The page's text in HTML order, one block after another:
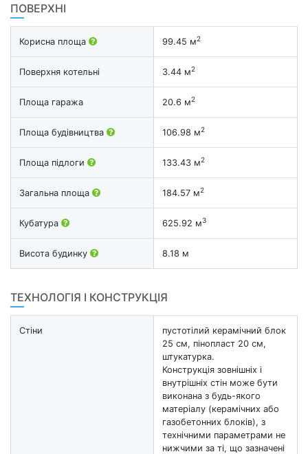
ПОВЕРХНІ
Корисна площа 99.45 м2
Поверхня котельні 3.44 м2
Площа гаража 20.6 м2
Площа будівництва 106.98 м2
Площа підлоги 133.43 м2
Загальна площа 184.57 м2
Кубатура 625.92 м3
Висота будинку 8.18 м
ТЕХНОЛОГІЯ І КОНСТРУКЦІЯ
Стіни
пустотілий керамічний блок
25 см, пінопласт 20 см,
штукатурка.
Конструкція зовнішніх і
внутрішніх стін може бути
виконана з будь-якого
матеріалу (керамічних або
газобетонних блоків), з
технічними параметрами не
нижчими за ті, що зазначені